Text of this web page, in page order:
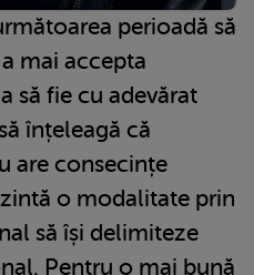
perioadă să
mai accepta
să fie cu adevărat
înțeleagă că
are consecințe
o modalitate prin
să își delimiteze
Pentru o mai bună